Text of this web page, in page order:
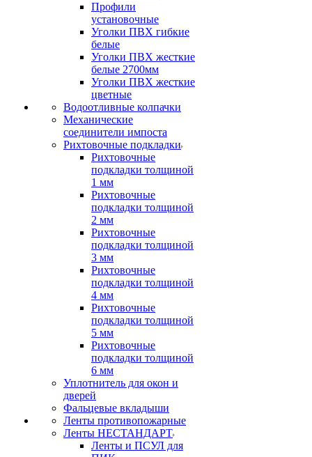
Профили
установочные
Уголки ПВХ гибкие
белые
Уголки ПВХ жесткие
белые 2700мм
Уголки ПВХ жесткие
цветные
Водоотливные колпачки
Механические
соединители импоста
Рихтовочные подкладки
Рихтовочные
подкладки толщиной
1 мм
Рихтовочные
подкладки толщиной
2 мм
Рихтовочные
подкладки толщиной
3 мм
Рихтовочные
подкладки толщиной
4 мм
Рихтовочные
подкладки толщиной
5 мм
Рихтовочные
подкладки толщиной
6 мм
Уплотнитель для окон и
дверей
Фальцевые вкладыши
Ленты противопожарные
Ленты НЕСТАНДАРТ
Ленты и ПСУЛ для